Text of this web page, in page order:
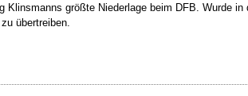
größte Niederlage beim DFB. Wurde
übertreiben.